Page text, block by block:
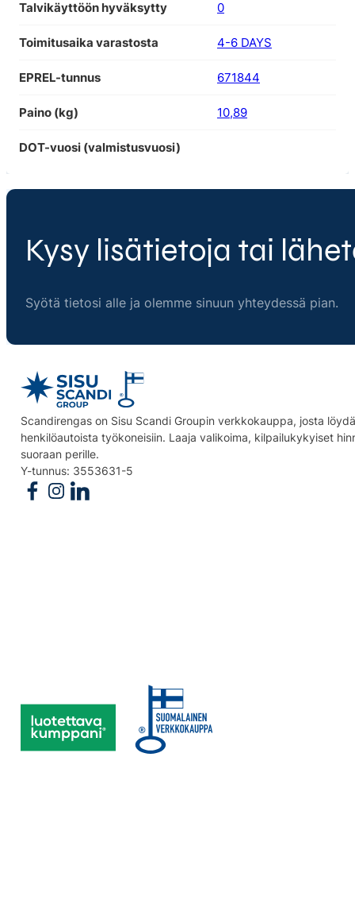
Talvikäyttöön hyväksytty 0
Toimitusaika varastosta 4-6 DAYS
EPREL-tunnus 671844
Paino (kg) 10,89
DOT-vuosi (valmistusvuosi)
Kysy lisätietoja tai
Syötä tietosi alle ja olemme sinuun yhteydessä pian.
Scandirengas on Sisu Scandi Groupin verkkokauppa, josta
henkilöautoista työkoneisiin. Laaja valikoima, kilpailukykyiset
suoraan perille.
Y-tunnus: 3553631-5
Follow us on Facebook
Follow us on Instagram
Follow us on Linkedin